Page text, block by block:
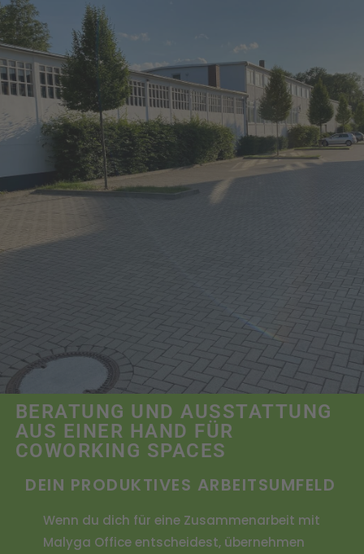
BERATUNG UND AUSSTATTUNG
AUS EINER HAND FÜR
COWORKING SPACES
DEIN PRODUKTIVES ARBEITSUMFELD
Wenn du dich für eine Zusammenarbeit mit
Malyga Office entscheidest, übernehmen